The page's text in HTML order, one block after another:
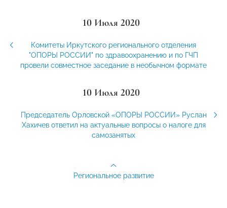
10 Июля 2020
Комитеты Иркутского регионального отделения
"ОПОРЫ РОССИИ" по здравоохранению и по ГЧП
провели совместное заседание в необычном формате
10 Июля 2020
Председатель Орловской «ОПОРЫ РОССИИ» Руслан
Хахичев ответил на актуальные вопросы о налоге для
самозанятых
Региональное развитие